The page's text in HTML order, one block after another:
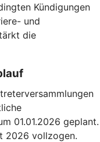
Kündigungen
und
die
01.01.2026 geplant.
2026 vollzogen.